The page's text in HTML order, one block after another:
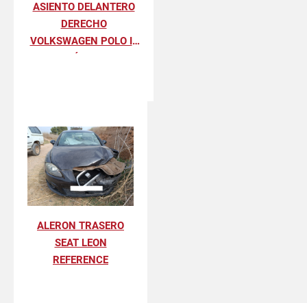
ASIENTO DELANTERO
DERECHO
VOLKSWAGEN POLO III
ALERON TRASERO
SEAT LEON
REFERENCE